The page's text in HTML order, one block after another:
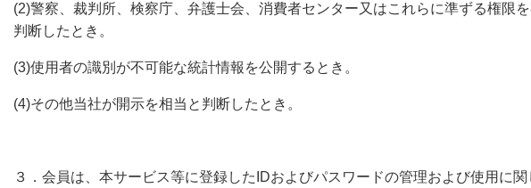
(2)警察、裁判所、検察庁、弁護士会、消費者センター又はこれらに準ずる権
判断したとき。
(3)使用者の識別が不可能な統計情報を公開するとき。
(4)その他当社が開示を相当と判断したとき。
３．会員は、本サービス等に登録したIDおよびパスワードの管理および使用に関